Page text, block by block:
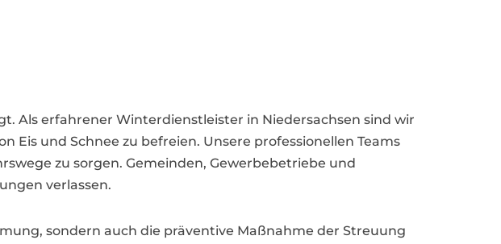
Als erfahrener Winterdienstleister in Niedersachsen sind wir
Eis und Schnee zu befreien. Unsere professionellen Teams
zu sorgen. Gemeinden, Gewerbebetriebe und
verlassen.
sondern auch die präventive Maßnahme der Streuung